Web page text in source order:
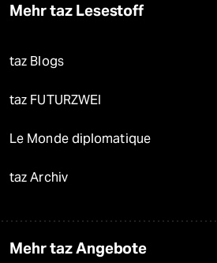
Mehr taz Lesestoff
taz Blogs
taz FUTURZWEI
Le Monde diplomatique
taz Archiv
Mehr taz Angebote